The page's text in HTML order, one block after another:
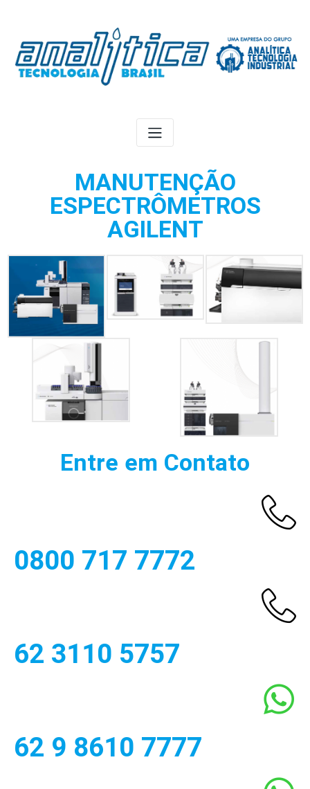
MANUTENÇÃO
ESPECTRÔMETROS
AGILENT
Entre em Contato
0800 717 7772
62 3110 5757
62 9 8610 7777